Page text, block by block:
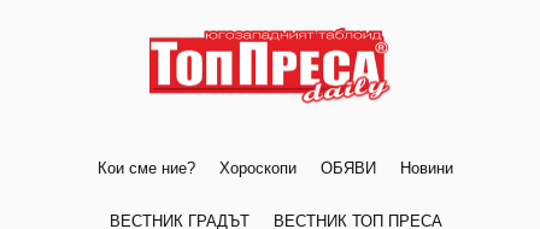
Кои сме ние? Хороскопи ОБЯВИ Новини
ВЕСТНИК ГРАДЪТ ВЕСТНИК ТОП ПРЕСА